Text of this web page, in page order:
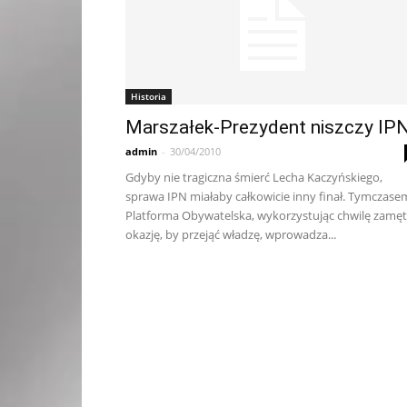
Historia
Marszałek-Prezydent niszczy
admin - 30/04/2010
Gdyby nie tragiczna śmierć Lecha Kaczyńskiego,
sprawa IPN miałaby całkowicie inny finał.
Platforma Obywatelska, wykorzystując chwilę
okazję, by przejąć władzę, wprowadza...